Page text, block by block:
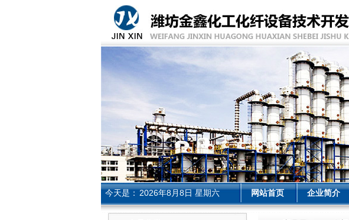
今天是： 2026年8月8日 星期六 网站首页 企业简介